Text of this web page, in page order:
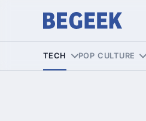
TECH POP CULTURE